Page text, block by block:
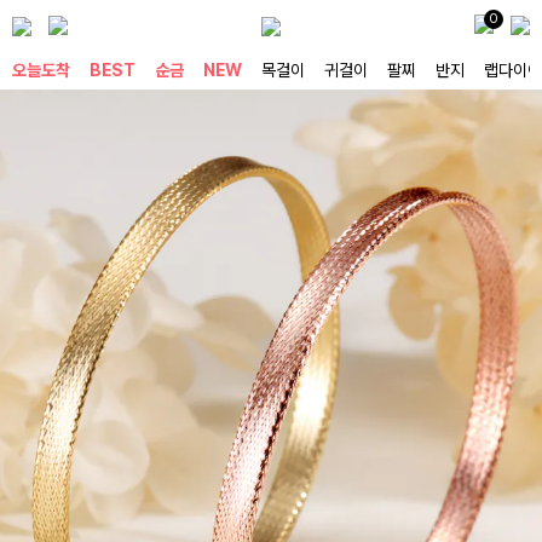
0
오늘도착 BEST 순금 NEW 목걸이 귀걸이 팔찌 반지 랩다이아